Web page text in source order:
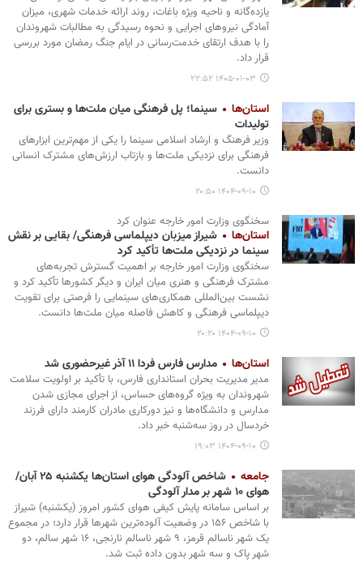
یازده‌گانه و ناحیه ویژه باغات، روند ارائه خدمات شهری، میزان
آمادگی نیروهای اجرایی و نحوه رسیدگی به مطالبات شهروندان
را با هدف ارتقای خدمت‌رسانی در ایام جنگ رمضان مورد بررسی
قرار داد.
۱۴۰۵-۰۱-۰۳ ۲۲:۵۲
استان‌ها
سینما؛ پل فرهنگی میان ملت‌ها و بستری برای
تولیدات
وزیر فرهنگ و ارشاد اسلامی سینما را یکی از مهم‌ترین ابزارهای
فرهنگی برای نزدیکی ملت‌ها و بازتاب ارزش‌های مشترک انسانی
دانست.
۱۴۰۴-۰۹-۱۰ ۲۰:۵۰
سخنگوی وزارت امور خارجه عنوان کرد
استان‌ها
شیراز میزبان دیپلماسی فرهنگی/ بقایی بر نقش
سینما در نزدیکی ملت‌ها تأکید کرد
سخنگوی وزارت امور خارجه بر اهمیت گسترش تجربه‌های
مشترک فرهنگی و هنری میان ایران و دیگر کشورها تأکید کرد و
نشست بین‌المللی همکاری‌های سینمایی را فرصتی برای تقویت
دیپلماسی فرهنگی و کاهش فاصله میان ملت‌ها دانست.
۱۴۰۴-۰۹-۱۰ ۲۰:۲۰
استان‌ها مدارس فارس فردا ۱۱ آذر غیرحضوری شد
مدیر مدیریت بحران استانداری فارس، با تأکید بر اولویت سلامت
شهروندان به ویژه گروه‌های حساس، از اجرای مجازی شدن
مدارس و دانشگاه‌ها و نیز دورکاری مادران کارمند دارای فرزند
خردسال در روز سه‌شنبه خبر داد.
۱۴۰۴-۰۹-۱۰ ۱۹:۰۳
جامعه
شاخص آلودگی هوای استان‌ها یکشنبه ۲۵ آبان/
هوای ۱۰ شهر بر مدار آلودگی
بر اساس سامانه پایش کیفی هوای کشور امروز (یکشنبه) شیراز
با شاخص ۱۵۶ در وضعیت آلوده‌ترین شهرها قرار دارد؛ در مجموع
یک شهر ناسالم قرمز، ۹ شهر ناسالم نارنجی، ۱۶ شهر سالم، دو
شهر پاک و سه شهر بدون داده ثبت شد.